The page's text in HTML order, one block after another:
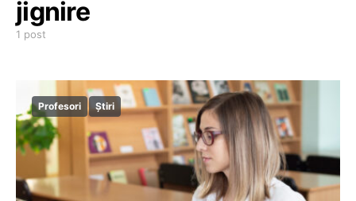
jignire
1 post
Profesori Știri